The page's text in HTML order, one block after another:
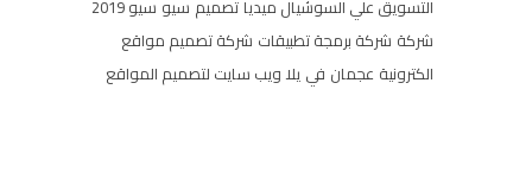
التسويق علي السوشيال ميديا تصميم سيو سيو 2019
شركة شركة برمجة تطبيقات شركة تصميم مواقع
الكترونية عجمان في يلا ويب سايت لتصميم المواقع